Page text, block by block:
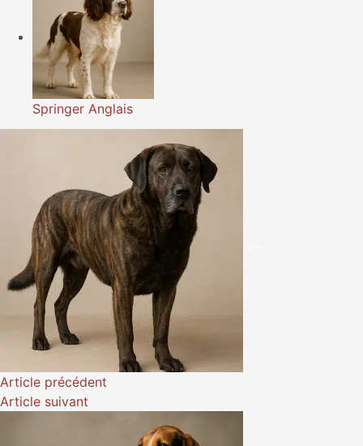
Springer Anglais
Article précédent
Article suivant